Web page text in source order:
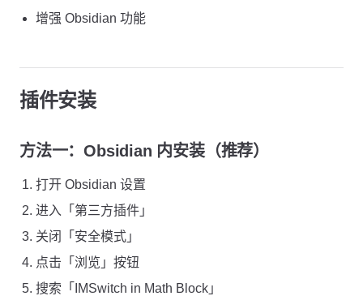
增强 Obsidian 功能
插件安装
方法一：Obsidian 内安装（推荐）
打开 Obsidian 设置
进入「第三方插件」
关闭「安全模式」
点击「浏览」按钮
搜索「IMSwitch in Math Block」